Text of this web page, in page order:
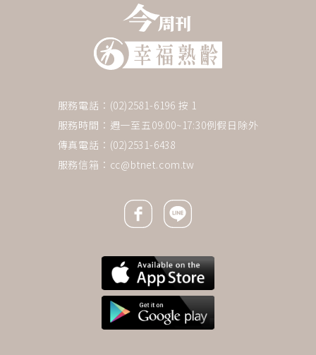
服務電話：(02)2581-6196 按 1
服務時間：週一至五09:00~17:30例假日除外
傳真電話：(02)2531-6438
服務信箱： cc@btnet.com.tw
Facebook icon
Line icon